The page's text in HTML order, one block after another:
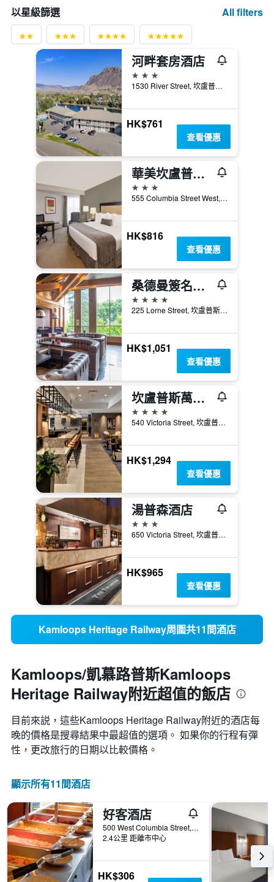
以星級篩選 All filters
河畔套房酒店
3星級
1530 River Street, 坎盧普斯, BC, 加拿大
HK$761
查看優惠
華美坎盧普斯酒店
3星級
555 Columbia Street West, 坎盧普斯, BC, 加拿大
HK$816
查看優惠
桑德曼簽名坎盧普斯酒店
4星級
225 Lorne Street, 坎盧普斯, BC, 加拿大
HK$1,051
查看優惠
坎盧普斯萬豪三角洲飯店
4星級
540 Victoria Street, 坎盧普斯, BC, 加拿大
HK$1,294
查看優惠
湯普森酒店
3星級
650 Victoria Street, 坎盧普斯, BC, 加拿大
HK$965
查看優惠
Kamloops Heritage Railway周圍共11間酒店
Kamloops/凱慕路普斯Kamloops
Heritage Railway附近超值的飯店
目前來説，這些Kamloops Heritage Railway​附近的​酒店每
晚的價格是搜尋結果中最超值的選項。 如果你的行程有彈
性，更改旅行的日期以比較價格。
顯示所有11間酒店
好客酒店
500 West Columbia Street, 坎盧普斯, BC, 加拿大
2.4公里 距離市中心
HK$306